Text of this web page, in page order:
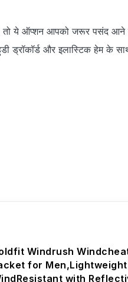
तो ये ऑप्‍शन आपको जरूर पसंद आने
ड्रॉकॉर्ड और इलास्टिक हेम के
Windrush
for Men,Lightweight
with